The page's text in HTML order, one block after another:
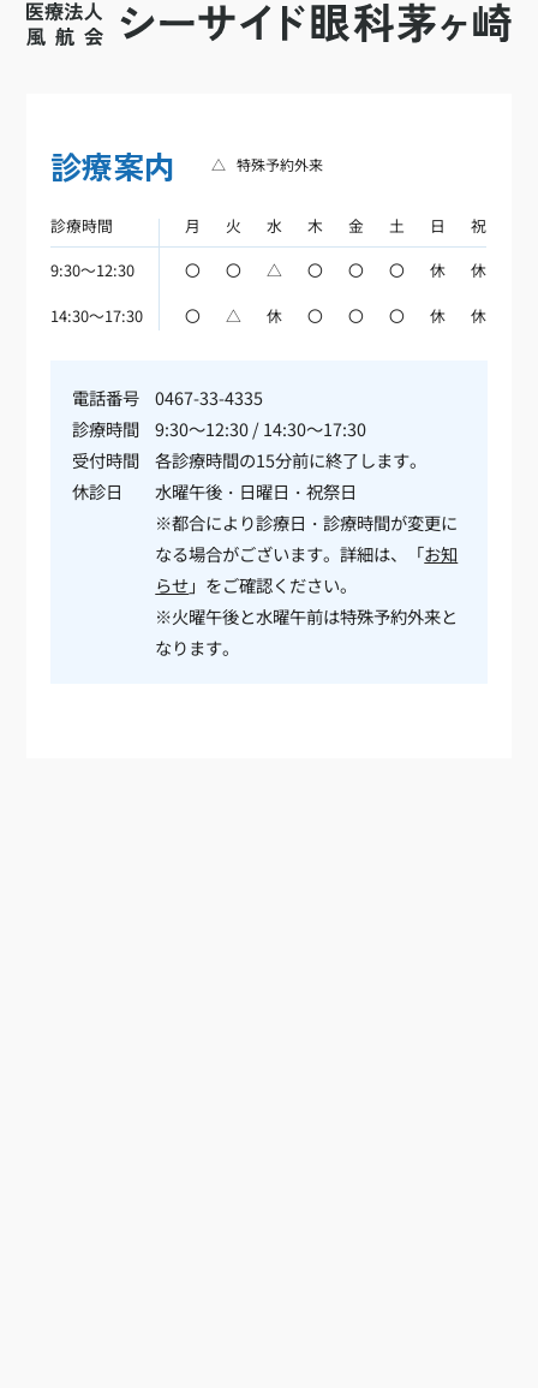
診療案内 △ 特殊予約外来
診療時間 月 火 水 木 金 土 日
祝
9:30～12:30
〇 〇 △ 〇 〇 〇 休
休
14:30～17:30
〇 △ 休 〇 〇 〇 休 休
電話番号
0467-33-4335
診療時間
9:30～12:30 / 14:30～17:30
受付時間
各診療時間の15分前に終了します。
休診日
水曜午後・日曜日・祝祭日
※都合により診療日・診療時間が変更に
なる場合がございます。詳細は、「お知
らせ」をご確認ください。
※火曜午後と水曜午前は特殊予約外来と
なります。